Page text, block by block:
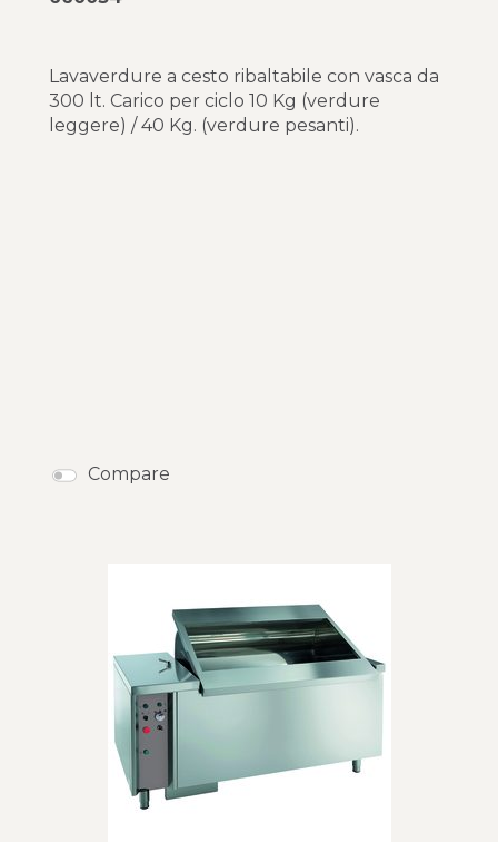
Lavaverdure a cesto ribaltabile con vasca da
300 lt. Carico per ciclo 10 Kg (verdure
leggere) / 40 Kg. (verdure pesanti).
Compare